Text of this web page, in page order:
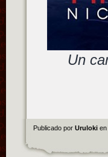
Un
Publicado por Uruloki en